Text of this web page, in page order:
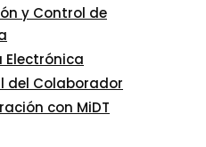
y Control de
Electrónica
del Colaborador
con MiDT